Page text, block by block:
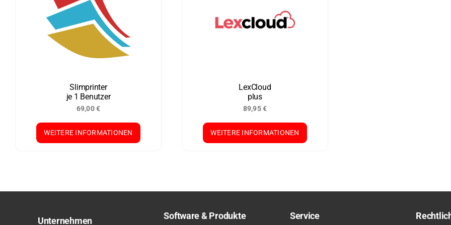
Slimprinter
je 1 Benutzer
69,00€
WEITERE INFORMATIONEN
LexCloud
plus
89,95€
WEITERE INFORMATIONEN
Unternehmen Software & Produkte Service